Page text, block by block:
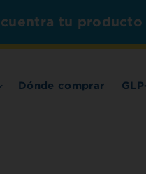
tu producto
Dónde comprar